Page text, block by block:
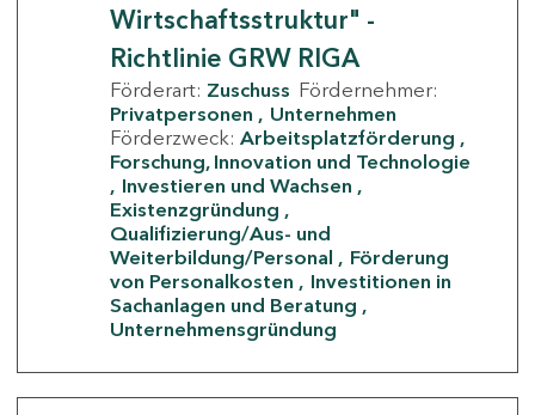
Wirtschaftsstruktur" -
Richtlinie GRW RIGA
Förderart: Zuschuss Fördernehmer:
Privatpersonen
Unternehmen
Förderzweck: Arbeitsplatzförderung
Forschung, Innovation und Technologie
Investieren und Wachsen
Existenzgründung
Qualifizierung/Aus- und
Weiterbildung/Personal
Förderung
von Personalkosten
Investitionen in
Sachanlagen und Beratung
Unternehmensgründung